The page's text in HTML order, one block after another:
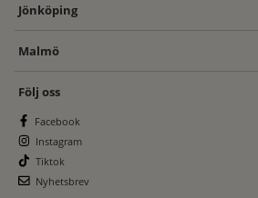
Jönköping
Malmö
Följ oss
Facebook
Instagram
Tiktok
Nyhetsbrev